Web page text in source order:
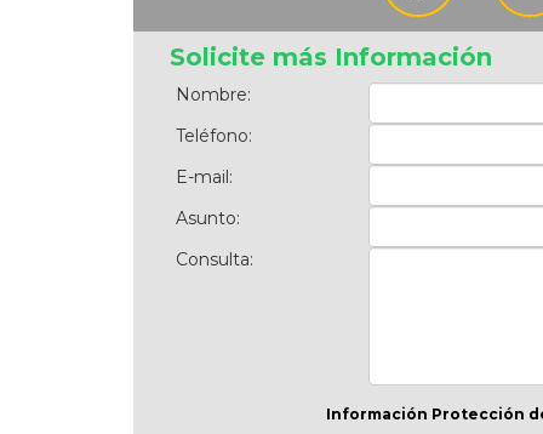
Solicite más Información
Nombre:
Teléfono:
E-mail:
Asunto:
Consulta:
Información Protección